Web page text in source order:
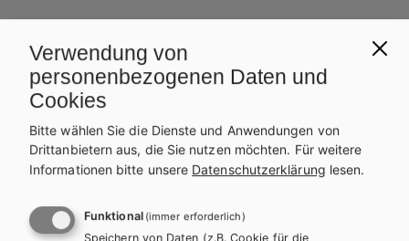
Verwendung von
personenbezogenen Daten und
Cookies
Bitte wählen Sie die Dienste und Anwendungen von
Drittanbietern aus, die Sie nutzen möchten. Für weitere
Informationen bitte unsere Datenschutzerklärung lesen.
Funktional (immer erforderlich)
Speichern von Daten (z.B. Cookie für die